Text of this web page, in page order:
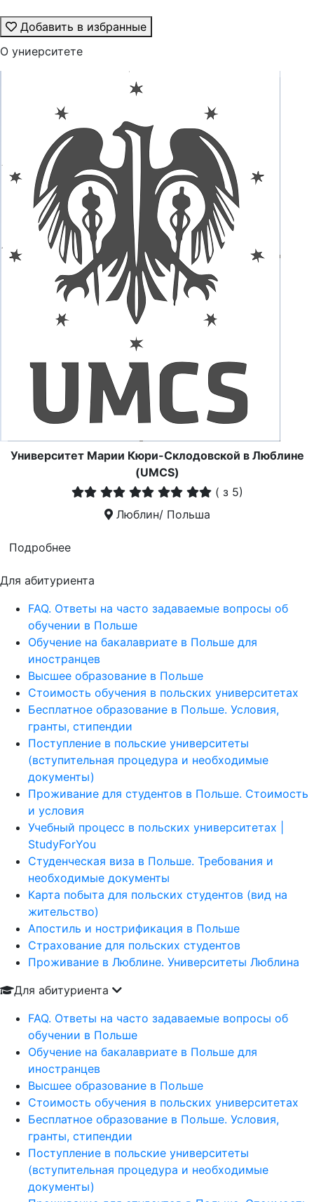
Добавить в избранные
О униерситете
Университет Марии Кюри-Склодовской в Люблине
(UMCS)
( з 5)
Люблин/ Польша
Подробнее
Для абитуриента
FAQ. Ответы на часто задаваемые вопросы об
обучении в Польше
Обучение на бакалавриате в Польше для
иностранцев
Высшее образование в Польше
Стоимость обучения в польских университетах
Бесплатное образование в Польше. Условия,
гранты, стипендии
Поступление в польские университеты
(вступительная процедура и необходимые
документы)
Проживание для студентов в Польше. Стоимость
и условия
Учебный процесс в польских университетах |
StudyForYou
Студенческая виза в Польше. Требования и
необходимые документы
Карта побыта для польских студентов (вид на
жительство)
Апостиль и нострификация в Польше
Страхование для польских студентов
Проживание в Люблине. Университеты Люблина
Для абитуриента
FAQ. Ответы на часто задаваемые вопросы об
обучении в Польше
Обучение на бакалавриате в Польше для
иностранцев
Высшее образование в Польше
Стоимость обучения в польских университетах
Бесплатное образование в Польше. Условия,
гранты, стипендии
Поступление в польские университеты
(вступительная процедура и необходимые
документы)